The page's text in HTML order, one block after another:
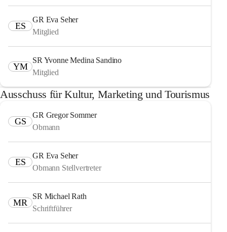
ES
GR Eva Seher
Mitglied
YM
SR Yvonne Medina Sandino
Mitglied
Ausschuss für Kultur, Marketing und Tourismus
GS
GR Gregor Sommer
Obmann
ES
GR Eva Seher
Obmann Stellvertreter
MR
SR Michael Rath
Schriftführer